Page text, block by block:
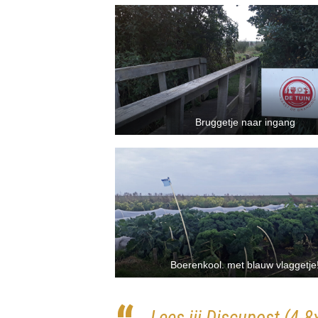
Bruggetje naar ingang
Boerenkool. met blauw